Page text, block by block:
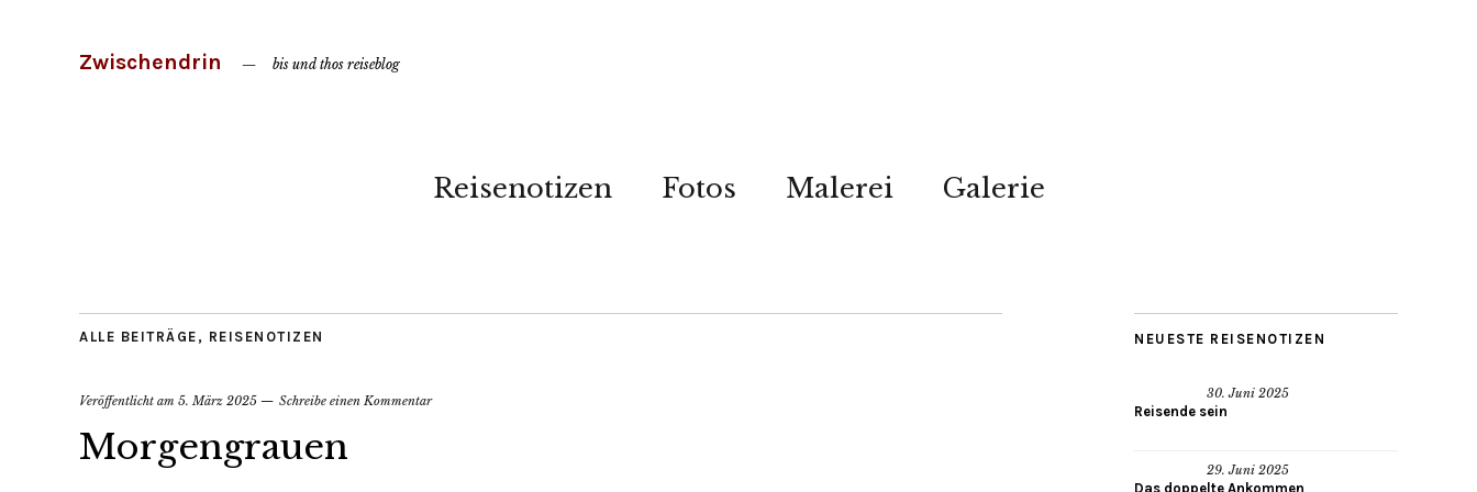
Zwischendrin bis und thos reiseblog
Reisenotizen Fotos Malerei Galerie
ALLE BEITRÄGE , REISENOTIZEN
Veröffentlicht am 5. März 2025 Schreibe einen Kommentar
Morgengrauen
NEUESTE REISENOTIZEN
30. Juni 2025
Reisende sein
29. Juni 2025
Das doppelte Ankommen